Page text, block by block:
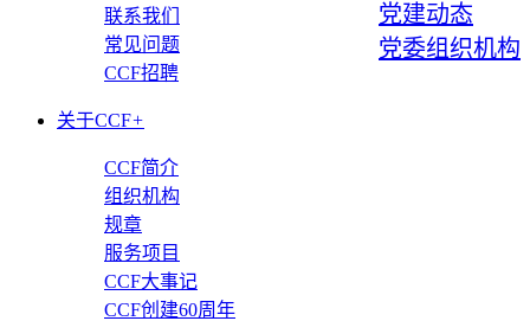
党建动态
党委组织机构
联系我们
常见问题
CCF招聘
关于CCF+
CCF简介
组织机构
规章
服务项目
CCF大事记
CCF创建60周年